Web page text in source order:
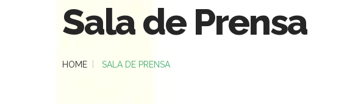
Sala de Prensa
HOME SALA DE PRENSA